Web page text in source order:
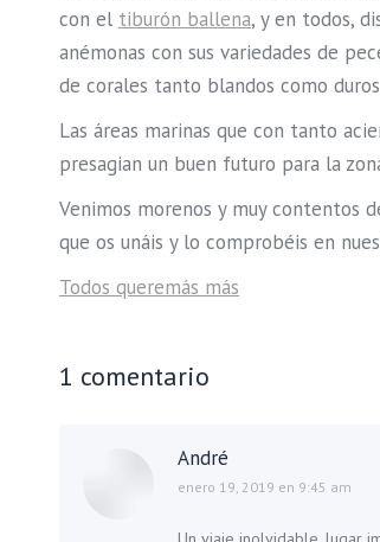
con el tiburón ballena, y en todos,
anémonas con sus variedades de
de corales tanto blandos como
Las áreas marinas que con tanto
presagian un buen futuro para la
Venimos morenos y muy contentos
que os unáis y lo comprobéis en
Todos queremás más
1 comentario
André
dice:
enero 19, 2019 en 9:45 am